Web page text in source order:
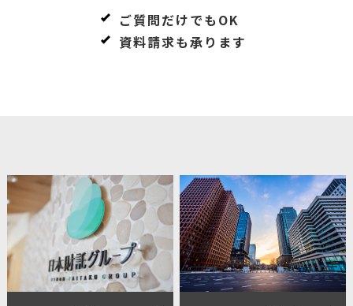
ご質問だけでもOK
資料請求も承ります